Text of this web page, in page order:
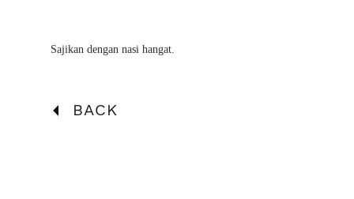
Sajikan dengan nasi hangat.
BACK